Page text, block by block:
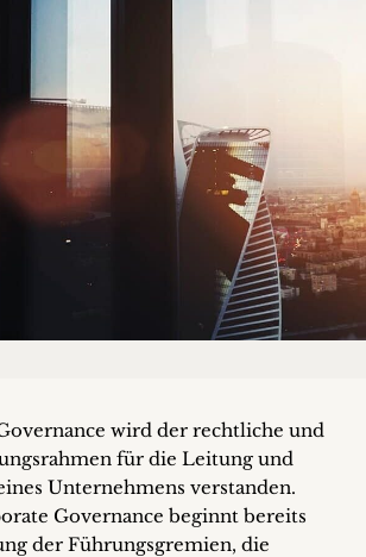
wird der rechtliche und
für die Leitung und
Unternehmens verstanden.
Governance beginnt bereits
der Führungsgremien, die